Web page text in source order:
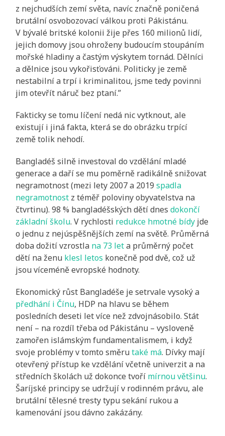
z nejchudších zemí světa, navíc značně poničená
brutální osvobozovací válkou proti Pákistánu.
V bývalé britské kolonii žije přes 160 milionů lidí,
jejich domovy jsou ohroženy budoucím stoupáním
mořské hladiny a častým výskytem tornád. Dělníci
a dělnice jsou vykořisťováni. Politicky je země
nestabilní a trpí i kriminalitou, jsme tedy povinni
jim otevřít náruč bez ptaní.”
Fakticky se tomu líčení nedá nic vytknout, ale
existují i jiná fakta, která se do obrázku trpící
země tolik nehodí.
Bangladéš silně investoval do vzdělání mladé
generace a daří se mu poměrně radikálně snižovat
negramotnost (mezi lety 2007 a 2019spadla
negramotnost z téměř poloviny obyvatelstva na
čtvrtinu). 98 % bangladéšských dětí dnesdokončí
základní školu. V rychlosti redukce hmotné bídy jde
o jednu z nejúspěšnějších zemí na světě. Průměrná
doba dožití vzrostla na 73 leta průměrný počet
dětí na ženu klesl letos konečně pod dvě, což už
jsou víceméně evropské hodnoty.
Ekonomický růst Bangladéše je setrvale vysoký a
předhání i Čínu, HDP na hlavu se během
posledních deseti let více než zdvojnásobilo. Stát
není – na rozdíl třeba od Pákistánu – vysloveně
zamořen islámským fundamentalismem, i když
svoje problémy v tomto směrutaké má. Dívky mají
otevřený přístup ke vzdělání včetně univerzit a na
středních školách už dokonce tvoří mírnou většinu.
Šaríjské principy se udržují v rodinném právu, ale
brutální tělesné tresty typu sekání rukou a
kamenování jsou dávno zakázány.